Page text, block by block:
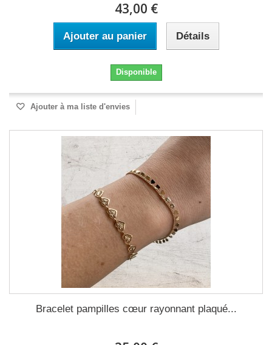
43,00 €
Ajouter au panier Détails
Disponible
Ajouter à ma liste d'envies
Bracelet pampilles cœur rayonnant plaqué...